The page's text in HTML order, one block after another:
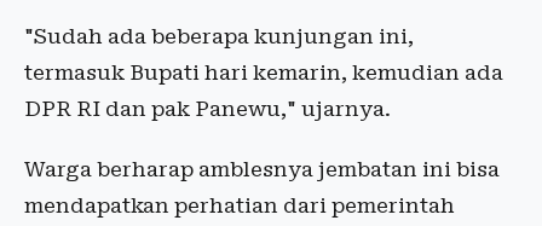
"Sudah ada beberapa kunjungan ini,
termasuk Bupati hari kemarin, kemudian ada
DPR RI dan pak Panewu," ujarnya.
Warga berharap amblesnya jembatan ini bisa
mendapatkan perhatian dari pemerintah